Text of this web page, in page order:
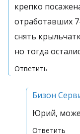
крепко
отработавших
снять
но тогда
Ответить
Бизон
Юрий,
Ответить